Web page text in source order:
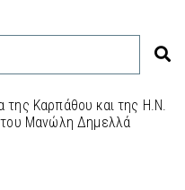
της Καρπάθου και της Η.Ν.
του Μανώλη Δημελλά